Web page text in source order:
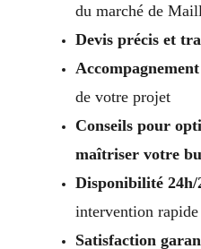
du marché de
Devis précis et
de votre projet
Conseils pour
maîtriser votre
Disponibilité 24h/
intervention
Satisfaction